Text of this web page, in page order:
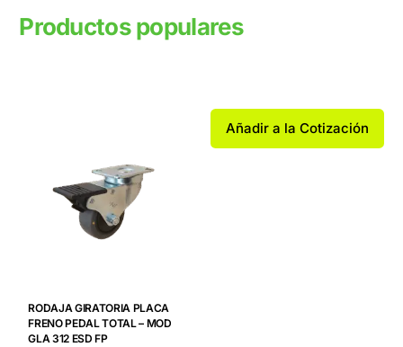
Productos populares
RODAJA GIRATORIA PLACA
FRENO PEDAL TOTAL – MOD
GLA 312 ESD FP
Añadir a la Cotización